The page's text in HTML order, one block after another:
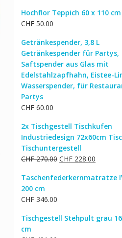
Hochflor Teppich 60 x 110
CHF 50.00
Getränkespender, 3,8 L
Getränkespender für Partys,
Saftspender aus Glas mit
Edelstahlzapfhahn, Eistee-
Wasserspender, für
Partys
CHF 60.00
2x Tischgestell Tischkufen
Industriedesign 72x60cm
Tischuntergestell
CHF270.00 Ursprünglicher
war:
CHF 228.00
ist:
Taschenfederkernmatratze
200 cm
CHF 346.00
Tischgestell Stehpult grau
cm